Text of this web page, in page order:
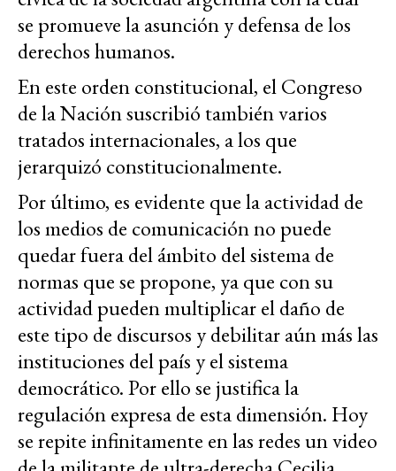
se promueve la asunción y defensa de los
derechos humanos.
En este orden constitucional, el Congreso
de la Nación suscribió también varios
tratados internacionales, a los que
jerarquizó constitucionalmente.
Por último, es evidente que la actividad de
los medios de comunicación no puede
quedar fuera del ámbito del sistema de
normas que se propone, ya que con su
actividad pueden multiplicar el daño de
este tipo de discursos y debilitar aún más las
instituciones del país y el sistema
democrático. Por ello se justifica la
regulación expresa de esta dimensión. Hoy
se repite infinitamente en las redes un video